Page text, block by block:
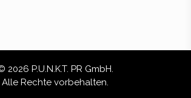
2026 P.U.N.K.T. PR GmbH.
Alle Rechte vorbehalten.